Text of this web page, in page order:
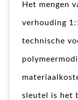
Het mengen
verhouding
technische
sleutel is het